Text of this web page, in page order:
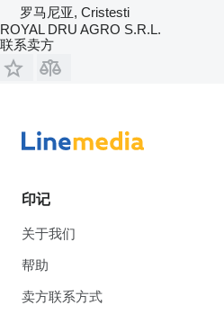
罗马尼亚, Cristesti
ROYAL DRU AGRO S.R.L.
联系卖方
印记
关于我们
帮助
卖方联系方式